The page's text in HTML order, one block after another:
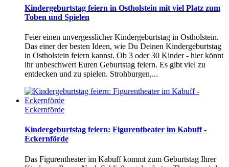
Kindergeburtstag feiern in Ostholstein mit viel Platz zum
Toben und Spielen
Feier einen unvergesslicher Kindergeburtstag in Ostholstein.
Das einer der besten Ideen, wie Du Deinen Kindergeburtstag
in Ostholstein feiern kannst. Ob 3 oder 30 Kinder - hier könnt
ihr unbeschwert Euren Geburtstag feiern. Es gibt viel zu
entdecken und zu spielen. Strohburgen,...
Eckernförde
Kindergeburtstag feiern: Figurentheater im Kabuff -
Eckernförde
Das Figurentheater im Kabuff kommt zum Geburtstag Ihrer